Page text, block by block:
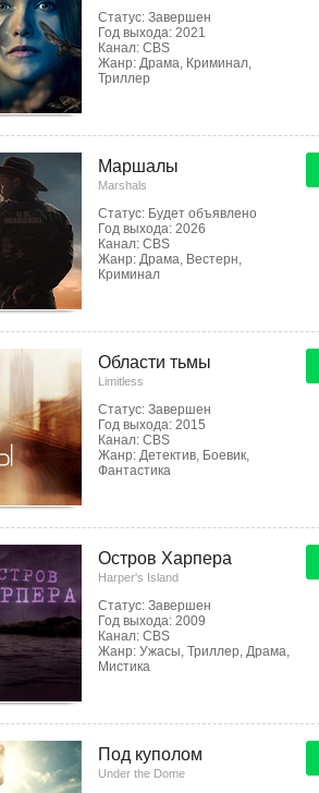
Статус: Завершен
Год выхода: 2021
Канал: CBS
Жанр: Драма, Криминал,
Триллер
Маршалы
Marshals
Статус: Будет объявлено
Год выхода: 2026
Канал: CBS
Жанр: Драма, Вестерн,
Криминал
Области тьмы
Limitless
Статус: Завершен
Год выхода: 2015
Канал: CBS
Жанр: Детектив, Боевик,
Фантастика
Остров Харпера
Harper's Island
Статус: Завершен
Год выхода: 2009
Канал: CBS
Жанр: Ужасы, Триллер, Драма,
Мистика
Под куполом
Under the Dome